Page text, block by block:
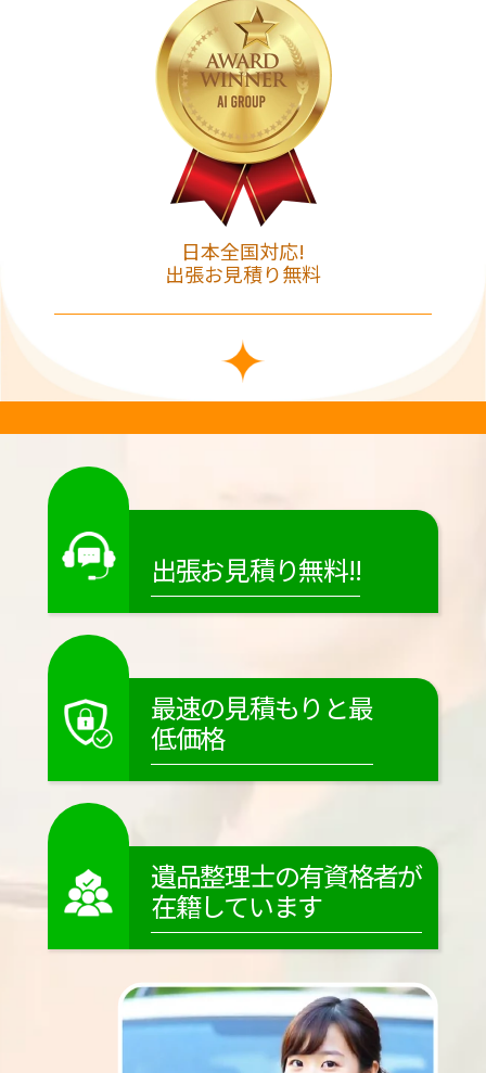
日本全国対応!
出張お見積り無料
出張お見積り無料!!
最速の見積もりと最
低価格
遺品整理士の有資格者が
在籍しています